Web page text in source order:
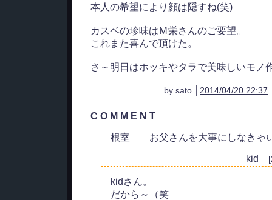
本人の希望により顔は隠すね(笑)
カスベの珍味はＭ栄さんのご要望。
これまた喜んで頂けた。
さ～明日はホッキやタラで美味しいモノ
by sato │ 2014/04/20 22:37
C O M M E N T
根室 お父さんを大事にしなきゃ
kid
kidさん。
だから～（笑